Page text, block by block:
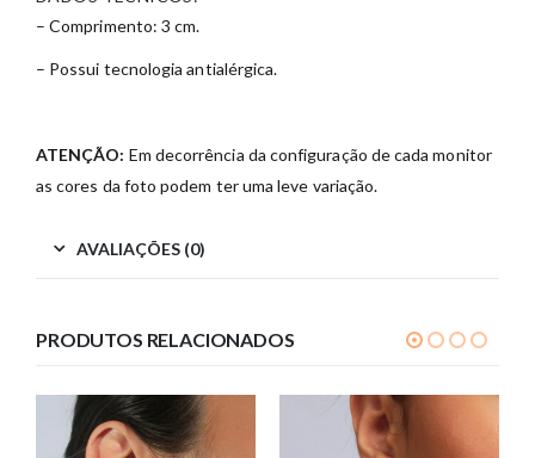
– Comprimento: 3 cm.
– Possui tecnologia antialérgica.
ATENÇÃO: Em decorrência da configuração de cada monitor
as cores da foto podem ter uma leve variação.
AVALIAÇÕES (0)
PRODUTOS RELACIONADOS